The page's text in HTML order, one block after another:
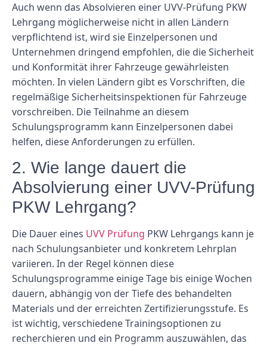
Auch wenn das Absolvieren einer UVV-Prüfung PKW
Lehrgang möglicherweise nicht in allen Ländern
verpflichtend ist, wird sie Einzelpersonen und
Unternehmen dringend empfohlen, die die Sicherheit
und Konformität ihrer Fahrzeuge gewährleisten
möchten. In vielen Ländern gibt es Vorschriften, die
regelmäßige Sicherheitsinspektionen für Fahrzeuge
vorschreiben. Die Teilnahme an diesem
Schulungsprogramm kann Einzelpersonen dabei
helfen, diese Anforderungen zu erfüllen.
2. Wie lange dauert die
Absolvierung einer UVV-Prüfung
PKW Lehrgang?
Die Dauer eines UVV Prüfung PKW Lehrgangs kann je
nach Schulungsanbieter und konkretem Lehrplan
variieren. In der Regel können diese
Schulungsprogramme einige Tage bis einige Wochen
dauern, abhängig von der Tiefe des behandelten
Materials und der erreichten Zertifizierungsstufe. Es
ist wichtig, verschiedene Trainingsoptionen zu
recherchieren und ein Programm auszuwählen, das